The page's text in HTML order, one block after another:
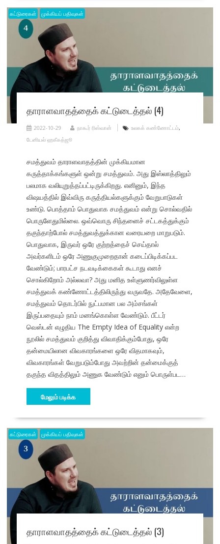
கட்டுரைகள் முக்கியப் பதிவுகள்
தாராளவாதத்தைக் கட்டுடைத்தல் (4)
2022-10-29 நாகூர் ரிஸ்வான் உலகக் கண்ணோட்டம்,
டேனியல் ஹகீகத்ஜூ
சமத்துவம் தாராளவாதத்தின் முக்கியமான
கருத்தாக்கங்களுள் ஒன்று சமத்துவம். அது இஸ்லாத்திலும்
பலமாக வலியுறுத்தப்பட்டிருக்கிறது. எனினும், இந்த
விஷயத்தில் இவ்விரு கருத்தியல்களுக்கும் வேறுபாடுகள்
உண்டு. பொத்தாம் பொதுவாக சமத்துவம் என்று சொல்வதில்
பொருளேதுமில்லை. ஒவ்வொரு சிந்தனைச் சட்டகத்துக்கும்
தகுந்தாற்போல் சமத்துவத்துக்கான வரையறை மாறுபடும்.
பொதுவாக, இருவர் ஒரே குற்றத்தைச் செய்தால்
அவர்களிடம் ஒரே அணுகுமுறைதான் கடைப்பிடிக்கப்பட
வேண்டும்; பாரபட்ச நடவடிக்கைகள் கூடாது எனச்
சொல்கிறோம் அல்லவா? அது மனித உள்ளுணர்விலுள்ள
சமத்துவக் கண்ணோட்டத்திலிருந்து வருவதே. அதேவேளை,
சமத்துவம் தொடர்பில் நுட்பமான பல அம்சங்கள்
இருப்பதையும் நாம் மனங்கொள்ள வேண்டும். பீட்டர்
வெஸ்டன் எழுதிய The Empty Idea of Equality என்ற
நூலில் சமத்துவம் குறித்து விவாதிக்கும்போது, ஒரே
தன்மையிலான விவகாரங்களை ஒரே விதமாகவும்,
விவகாரங்கள் வேறுபடும்போது அவற்றின் தன்மைக்குத்
தகுந்த விதத்திலும் அணுக வேண்டும் எனும் பொருள்பட…
மேலும் படிக்க
கட்டுரைகள் முக்கியப் பதிவுகள்
தாராளவாதத்தைக் கட்டுடைத்தல் (3)